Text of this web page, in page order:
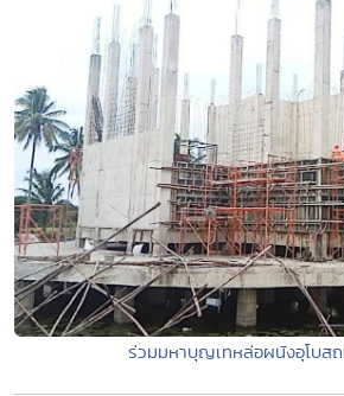
ร่วมมหาบุญเทหล่อผนังอุโบส